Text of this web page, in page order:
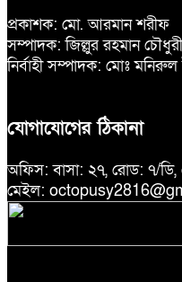
প্রকাশক: মো. আরমান শরীফ
সম্পাদক: জিল্লুর রহমান চৌধুরী
নির্বাহী সম্পাদক: মোঃ
যোগাযোগের ঠিকানা
অফিস: বাসা: ২৭, রোড: ৭/ডি,
মেইল: